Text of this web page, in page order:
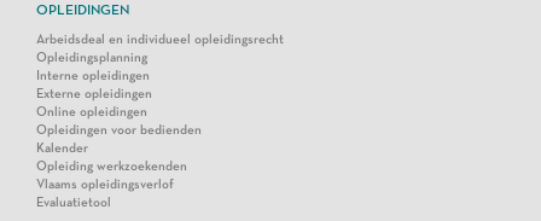
OPLEIDINGEN
Arbeidsdeal en individueel opleidingsrecht
Opleidingsplanning
Interne opleidingen
Externe opleidingen
Online opleidingen
Opleidingen voor bedienden
Kalender
Opleiding werkzoekenden
Vlaams opleidingsverlof
Evaluatietool